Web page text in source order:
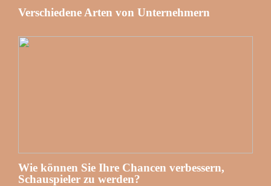
Verschiedene Arten von Unternehmern
Wie können Sie Ihre Chancen verbessern,
Schauspieler zu werden?